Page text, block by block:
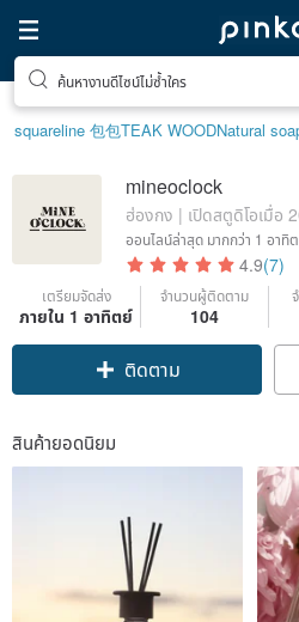
ค้นหางานดีไซน์ไม่ซ้ำใคร
squareline 包包TEAK WOODNatural
mineoclock
ฮ่องกง | เปิดสตูดิโอเมื่อ
ออนไลน์ล่าสุด มากกว่า 1 อาทิ
4.9(7)
เตรียมจัดส่ง
ภายใน 1 อาทิตย์
จำนวนผู้ติดตาม
104
ติดตาม
สินค้ายอดนิยม